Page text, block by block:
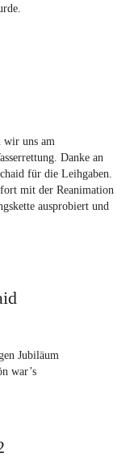
wir uns am
Danke an
für die Leihgaben.
mit der Reanimation
ausprobiert und
Jubiläum
war’s